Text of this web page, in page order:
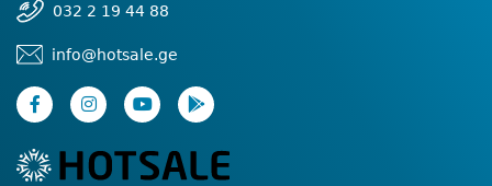
032 2 19 44 88
info@hotsale.ge